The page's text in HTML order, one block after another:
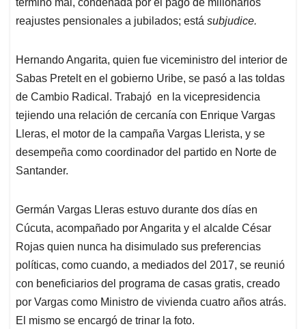
reajustes pensionales a jubilados; está subjudice.
Hernando Angarita, quien fue viceministro del interior de
Sabas Pretelt en el gobierno Uribe, se pasó a las toldas
de Cambio Radical. Trabajó en la vicepresidencia
tejiendo una relación de cercanía con Enrique Vargas
Lleras, el motor de la campaña Vargas Llerista, y se
desempeña como coordinador del partido en Norte de
Santander.
Germán Vargas Lleras estuvo durante dos días en
Cúcuta, acompañado por Angarita y el alcalde César
Rojas quien nunca ha disimulado sus preferencias
políticas, como cuando, a mediados del 2017, se reunió
con beneficiarios del programa de casas gratis, creado
por Vargas como Ministro de vivienda cuatro años atrás.
El mismo se encargó de trinar la foto.